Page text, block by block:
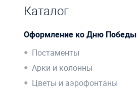
Каталог
Оформление ко Дню Победы
Постаменты
Арки и колонны
Цветы и аэрофонтаны